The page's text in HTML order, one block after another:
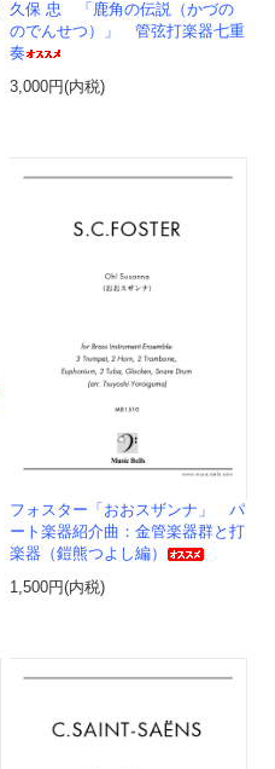
久保 忠 「鹿角の伝説（かづの
のでんせつ）」 管弦打楽器七重
奏
3,000円(内税)
フォスター「おおスザンナ」 パ
ート楽器紹介曲：金管楽器群と打
楽器（鎧熊つよし編）
1,500円(内税)